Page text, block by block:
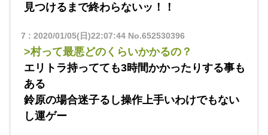
見つけるまで終わらないッ！！
7 : 2020/01/05(日)22:07:44No.652530396
>村って最悪どのくらいかかるの？
エリトラ持ってても3時間かかったりする事も
ある
鈴原の場合迷子るし操作上手いわけでもない
し運ゲー